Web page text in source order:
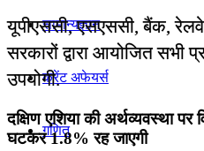
सामान्यज्ञान
करेंट अफेयर्स
गणित
यूपीएससी, एसएससी, बैंक,
सरकारों द्वारा आयोजित सभी
उपयोगी.
दक्षिण एशिया की अर्थव्यवस्था पर
घटकर 1.8% रह जाएगी